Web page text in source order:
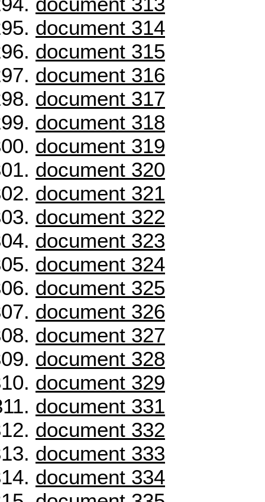
document 314
document 315
document 316
document 317
document 318
document 319
document 320
document 321
document 322
document 323
document 324
document 325
document 326
document 327
document 328
document 329
document 331
document 332
document 333
document 334